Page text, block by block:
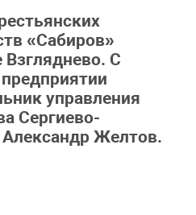
«Сабиров»
Взгляднево. С
управления
Сергиево-
Александр Желтов.